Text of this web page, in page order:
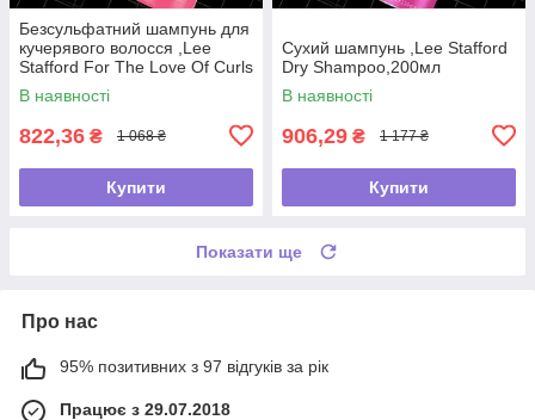
Безсульфатний шампунь для
кучерявого волосся ,Lee
Stafford For The Love Of Curls
Shampoo,250мл
В наявності
822,36 ₴ 1 068 ₴
Купити
Сухий шампунь ,Lee Stafford
Dry Shampoo,200мл
В наявності
906,29 ₴ 1 177 ₴
Купити
Показати ще
Про нас
95% позитивних з 97 відгуків за рік
Працює з 29.07.2018